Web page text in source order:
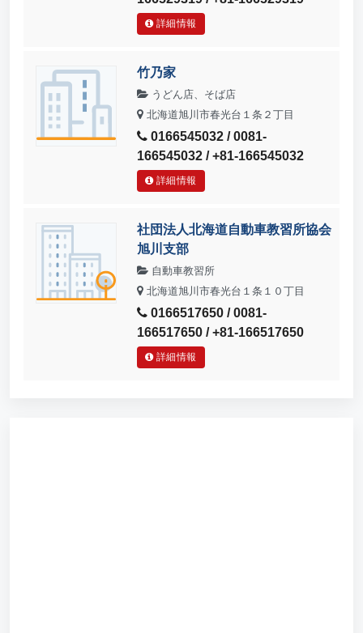
詳細情報
竹乃家
うどん店、そば店
北海道旭川市春光台１条２丁目
0166545032 / 0081-
166545032 / +81-166545032
詳細情報
社団法人北海道自動車教習所協会
旭川支部
自動車教習所
北海道旭川市春光台１条１０丁目
0166517650 / 0081-
166517650 / +81-166517650
詳細情報